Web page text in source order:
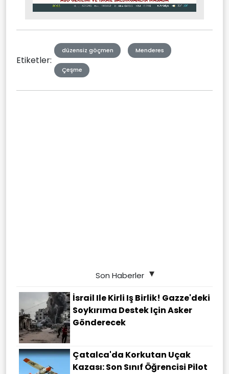
Mute Stream
Etiketler:
düzensiz göçmen Menderes
Çeşme
Son Haberler
İsrail Ile Kirli Iş Birlik! Gazze'deki
Soykırıma Destek Için Asker
Gönderecek
Çatalca'da Korkutan Uçak
Kazası: Son Sınıf Öğrencisi Pilot